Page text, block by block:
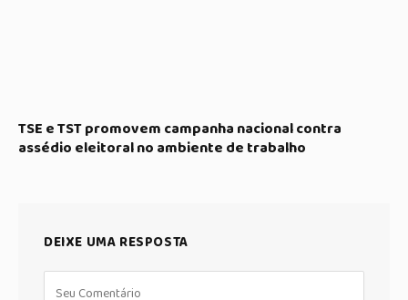
TSE e TST promovem campanha nacional contra
assédio eleitoral no ambiente de trabalho
DEIXE UMA RESPOSTA